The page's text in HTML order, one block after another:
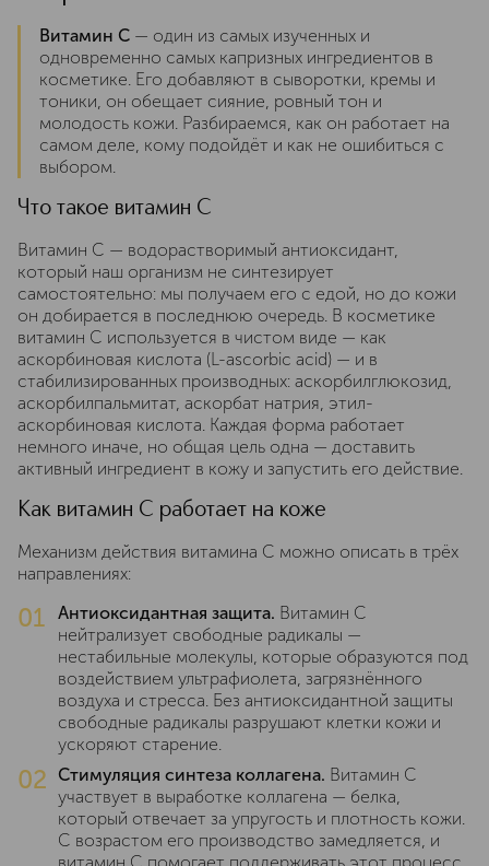
Витамин C— один из самых изученных и
одновременно самых капризных ингредиентов в
косметике. Его добавляют в сыворотки, кремы и
тоники, он обещает сияние, ровный тон и
молодость кожи. Разбираемся, как он работает на
самом деле, кому подойдёт и как не ошибиться с
выбором.
Что такое витамин C
Витамин C — водорастворимый антиоксидант,
который наш организм не синтезирует
самостоятельно: мы получаем его с едой, но до кожи
он добирается в последнюю очередь. В косметике
витамин C используется в чистом виде — как
аскорбиновая кислота (L-ascorbic acid) — и в
стабилизированных производных: аскорбилглюкозид,
аскорбилпальмитат, аскорбат натрия, этил-
аскорбиновая кислота. Каждая форма работает
немного иначе, но общая цель одна — доставить
активный ингредиент в кожу и запустить его действие.
Как витамин C работает на коже
Механизм действия витамина C можно описать в трёх
направлениях:
01 Антиоксидантная защита. Витамин C
нейтрализует свободные радикалы —
нестабильные молекулы, которые образуются под
воздействием ультрафиолета, загрязнённого
воздуха и стресса. Без антиоксидантной защиты
свободные радикалы разрушают клетки кожи и
ускоряют старение.
02 Стимуляция синтеза коллагена. Витамин C
участвует в выработке коллагена — белка,
который отвечает за упругость и плотность кожи.
С возрастом его производство замедляется, и